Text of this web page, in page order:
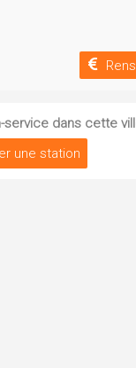
service dans cette
une station